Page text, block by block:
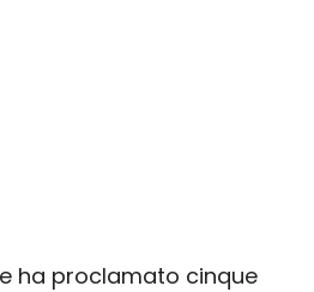
ha proclamato cinque